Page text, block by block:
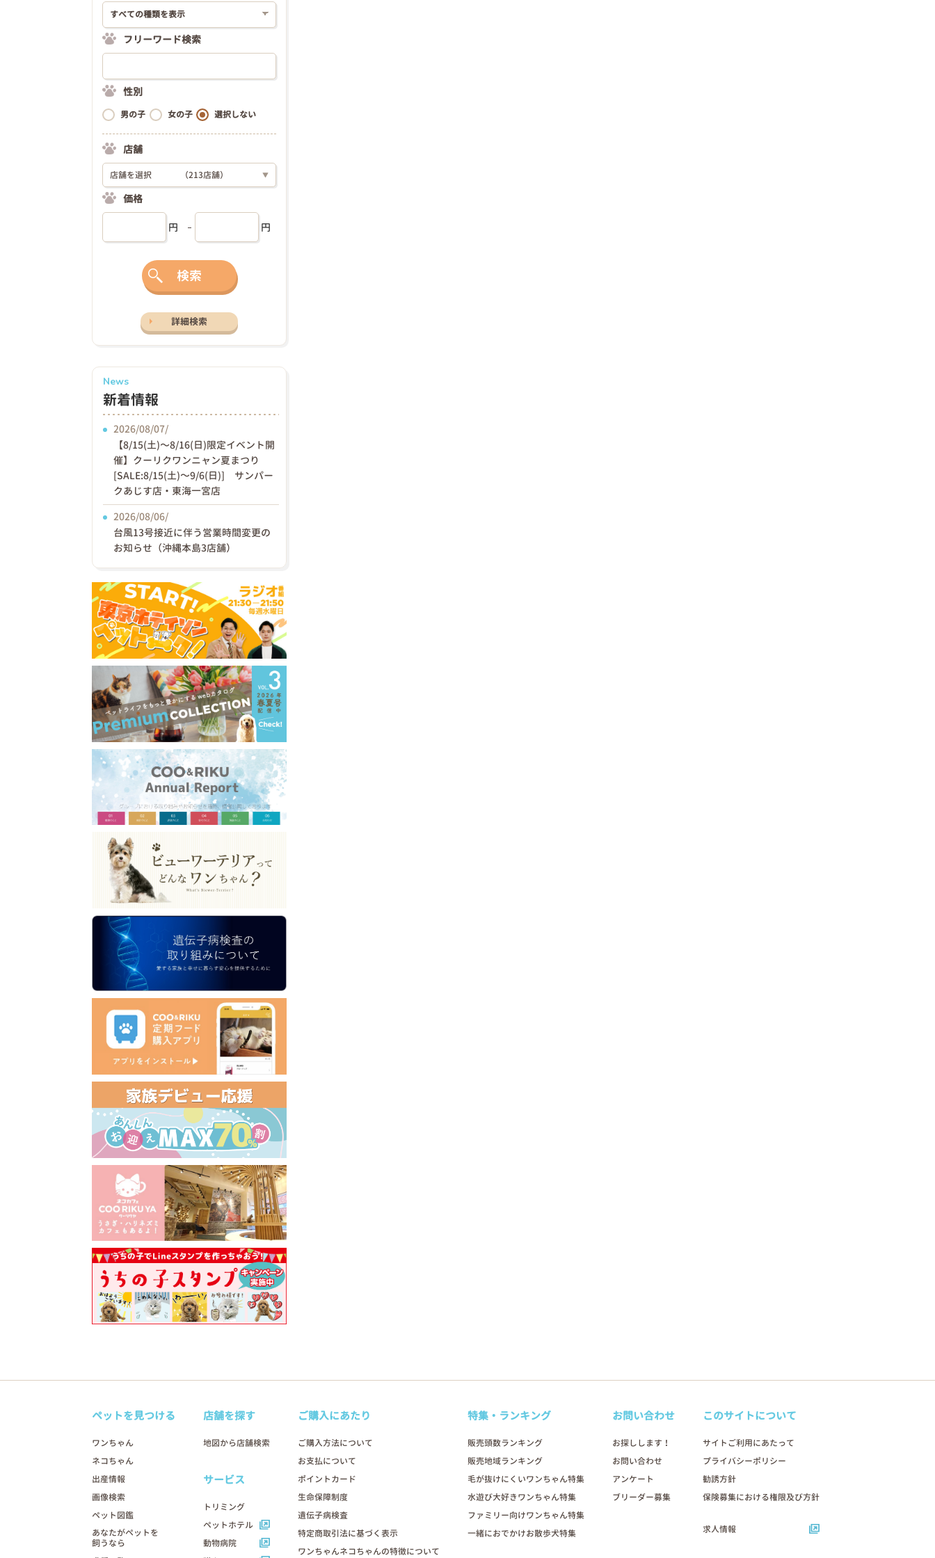
フリーワード検索
性別
男の子 女の子 選択しない
店舗
店舗を選択 （213店舗） ▼
価格
円 円
検索
詳細検索
News
新着情報
2026/08/07/
【8/15(土)〜8/16(日)限定イベント開
催】クーリクワンニャン夏まつり
[SALE:8/15(土)～9/6(日)] サンパー
クあじす店・東海一宮店
2026/08/06/
台風13号接近に伴う営業時間変更の
お知らせ（沖縄本島3店舗）
ペットを見つける
ワンちゃん
ネコちゃん
出産情報
画像検索
ペット図鑑
あなたがペットを
飼うなら
店舗を探す
地図から店舗検索
サービス
トリミング
ペットホテル
動物病院
ご購入にあたり
ご購入方法について
お支払について
ポイントカード
生命保障制度
遺伝子病検査
特定商取引法に基づく表示
ワンちゃんネコちゃんの特徴について
特集・ランキング
販売頭数ランキング
販売地域ランキング
毛が抜けにくいワンちゃん特集
水遊び大好きワンちゃん特集
ファミリー向けワンちゃん特集
一緒におでかけお散歩犬特集
お問い合わせ
お探しします！
お問い合わせ
アンケート
ブリーダー募集
このサイトについて
サイトご利用にあたって
プライバシーポリシー
勧誘方針
保険募集における権限及び方針
求人情報